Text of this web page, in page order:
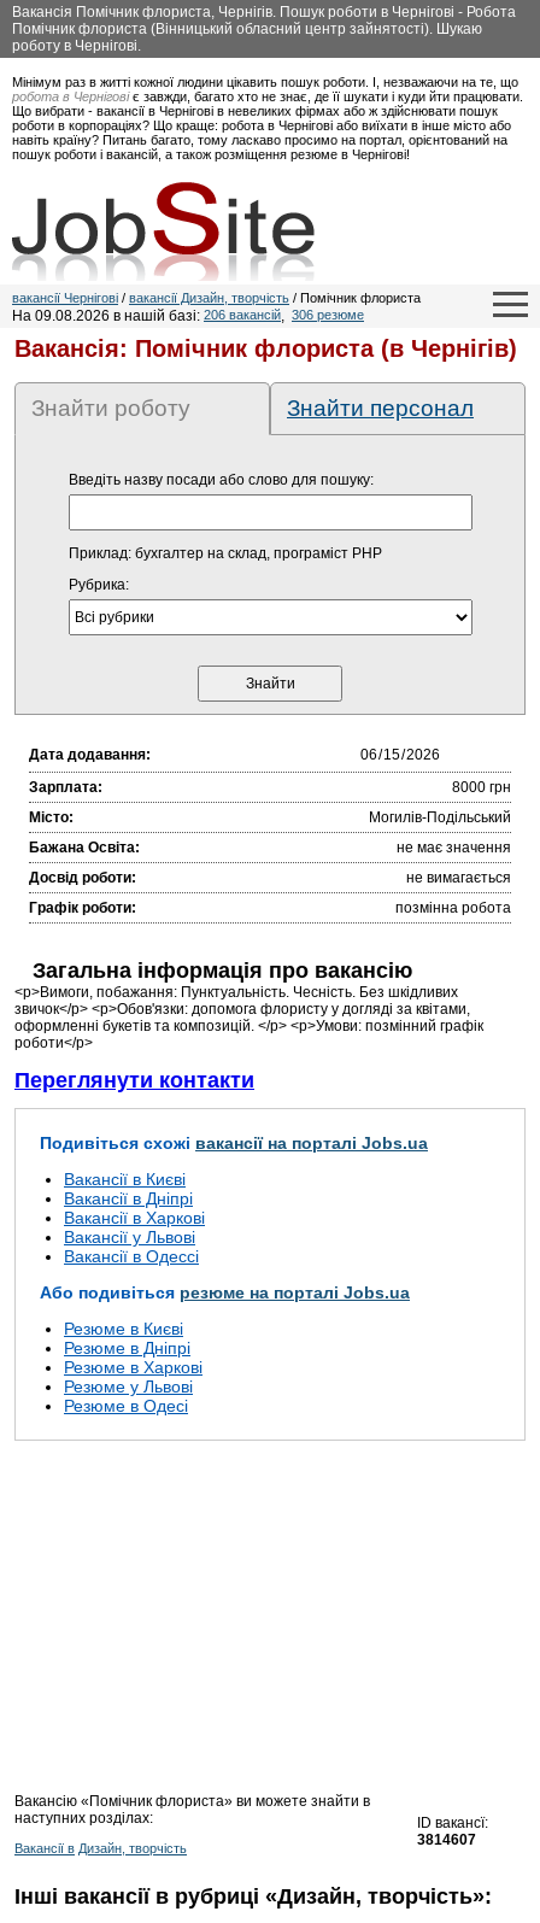
Вакансія Помічник флориста, Чернігів. Пошук роботи в Чернігові - Робота
Помічник флориста (Вінницький обласний центр зайнятості). Шукаю
роботу в Чернігові.
Мінімум раз в житті кожної людини цікавить пошук роботи. І, незважаючи на те, що
робота в Черніговіє завжди, багато хто не знає, де її шукати і куди йти працювати.
Що вибрати - вакансії в Чернігові в невеликих фірмах або ж здійснювати пошук
роботи в корпораціях? Що краще: робота в Чернігові або виїхати в інше місто або
навіть країну? Питань багато, тому ласкаво просимо на портал, орієнтований на
пошук роботи і вакансій, а також розміщення резюме в Чернігові!
вакансії Чернігові / вакансії Дизайн, творчість / Помічник флориста
На 09.08.2026 в нашій базі: 206 вакансій, 306 резюме
Вакансія: Помічник флориста (в Чернігів)
Знайти роботу Знайти персонал
Введіть назву посади або слово для пошуку:
Приклад: бухгалтер на склад, програміст PHP
Рубрика:
Дата додавання:
Зарплата:
8000 грн
Місто:
Могилів-Подільський
Бажана Освіта:
не має значення
Досвід роботи:
не вимагається
Графік роботи:
позмінна робота
Загальна інформація про вакансію
<p>Вимоги, побажання: Пунктуальність. Чесність. Без шкідливих
звичок</p> <p>Обов'язки: допомога флористу у догляді за квітами,
оформленні букетів та композицій. </p> <p>Умови: позмінний графік
роботи</p>
Переглянути контакти
Подивіться схожі вакансії на порталі Jobs.ua
Вакансії в Києві
Вакансії в Дніпрі
Вакансії в Харкові
Вакансії у Львові
Вакансії в Одессі
Або подивіться резюме на порталі Jobs.ua
Резюме в Києві
Резюме в Дніпрі
Резюме в Харкові
Резюме у Львові
Резюме в Одесі
Вакансію «Помічник флориста» ви можете знайти в
наступних розділах:
Вакансії в Дизайн, творчість
ID вакансї:
3814607
Інші вакансії в рубриці «Дизайн, творчість»: